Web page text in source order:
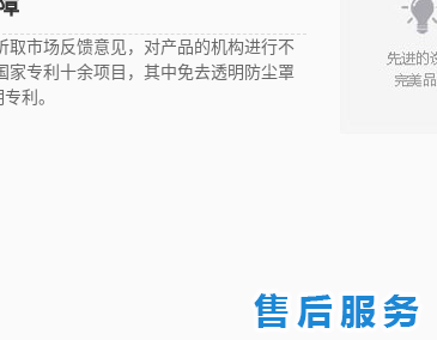
取市场反馈意见，对产品的机构进行不
家专利十余项目，其中免去透明防尘罩
利。